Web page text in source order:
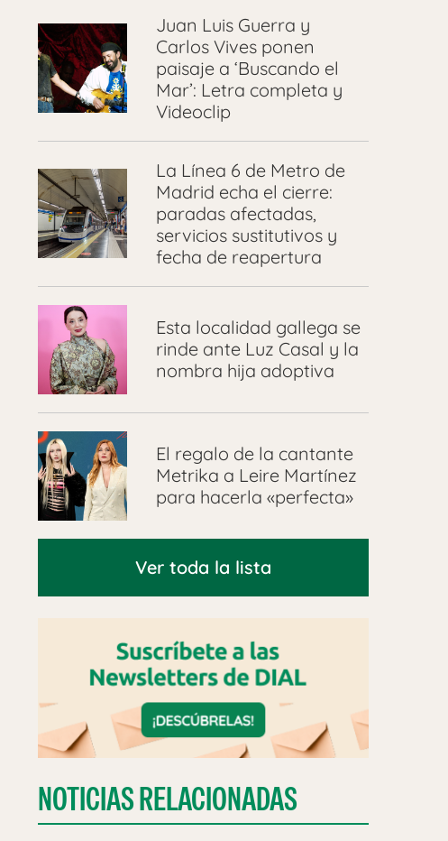
Juan Luis Guerra y
Carlos Vives ponen
paisaje a ‘Buscando el
Mar’: Letra completa y
Videoclip
La Línea 6 de Metro de
Madrid echa el cierre:
paradas afectadas,
servicios sustitutivos y
fecha de reapertura
Esta localidad gallega se
rinde ante Luz Casal y la
nombra hija adoptiva
El regalo de la cantante
Metrika a Leire Martínez
para hacerla «perfecta»
Ver toda la lista
NOTICIAS RELACIONADAS